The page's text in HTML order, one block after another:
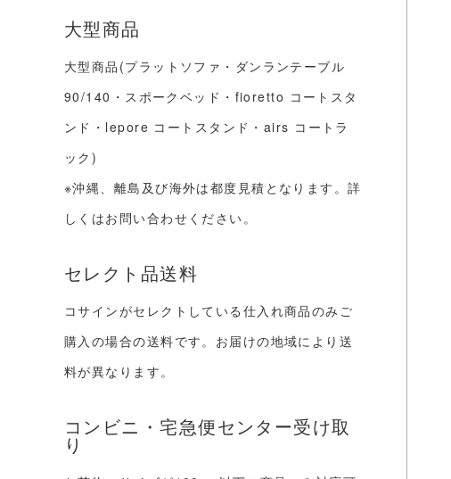
大型商品
大型商品(プラットソファ・ダンランテーブル
90/140・スポークベッド・fioretto コートスタ
ンド・lepore コートスタンド・airs コートラ
ック)
※沖縄、離島及び海外は都度見積となります。詳
しくはお問い合わせください。
セレクト品送料
コサインがセレクトしている仕入れ商品のみご
購入の場合の送料です。お届けの地域により送
料が異なります。
コンビニ・宅急便センター受け取
り